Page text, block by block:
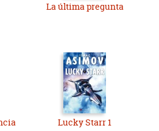
La última pregunta
Lucky Starr 1